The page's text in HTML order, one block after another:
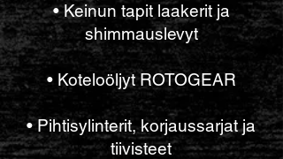
• Keinun tapit laakerit ja
shimmauslevyt
• Koteloöljyt ROTOGEAR
• Pihtisylinterit, korjaussarjat ja
tiivisteet